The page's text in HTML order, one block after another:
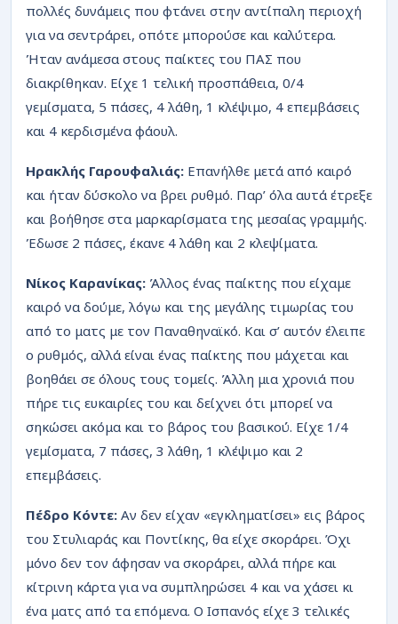
πολλές δυνάμεις που φτάνει στην αντίπαλη περιοχή
για να σεντράρει, οπότε μπορούσε και καλύτερα.
Ήταν ανάμεσα στους παίκτες του ΠΑΣ που
διακρίθηκαν. Είχε 1 τελική προσπάθεια, 0/4
γεμίσματα, 5 πάσες, 4 λάθη, 1 κλέψιμο, 4 επεμβάσεις
και 4 κερδισμένα φάουλ.
Ηρακλής Γαρουφαλιάς: Επανήλθε μετά από καιρό
και ήταν δύσκολο να βρει ρυθμό. Παρ’ όλα αυτά έτρεξε
και βοήθησε στα μαρκαρίσματα της μεσαίας γραμμής.
Έδωσε 2 πάσες, έκανε 4 λάθη και 2 κλεψίματα.
Νίκος Καρανίκας: Άλλος ένας παίκτης που είχαμε
καιρό να δούμε, λόγω και της μεγάλης τιμωρίας του
από το ματς με τον Παναθηναϊκό. Και σ’ αυτόν έλειπε
ο ρυθμός, αλλά είναι ένας παίκτης που μάχεται και
βοηθάει σε όλους τους τομείς. Άλλη μια χρονιά που
πήρε τις ευκαιρίες του και δείχνει ότι μπορεί να
σηκώσει ακόμα και το βάρος του βασικού. Είχε 1/4
γεμίσματα, 7 πάσες, 3 λάθη, 1 κλέψιμο και 2
επεμβάσεις.
Πέδρο Κόντε: Αν δεν είχαν «εγκληματίσει» εις βάρος
του Στυλιαράς και Ποντίκης, θα είχε σκοράρει. Όχι
μόνο δεν τον άφησαν να σκοράρει, αλλά πήρε και
κίτρινη κάρτα για να συμπληρώσει 4 και να χάσει κι
ένα ματς από τα επόμενα. Ο Ισπανός είχε 3 τελικές